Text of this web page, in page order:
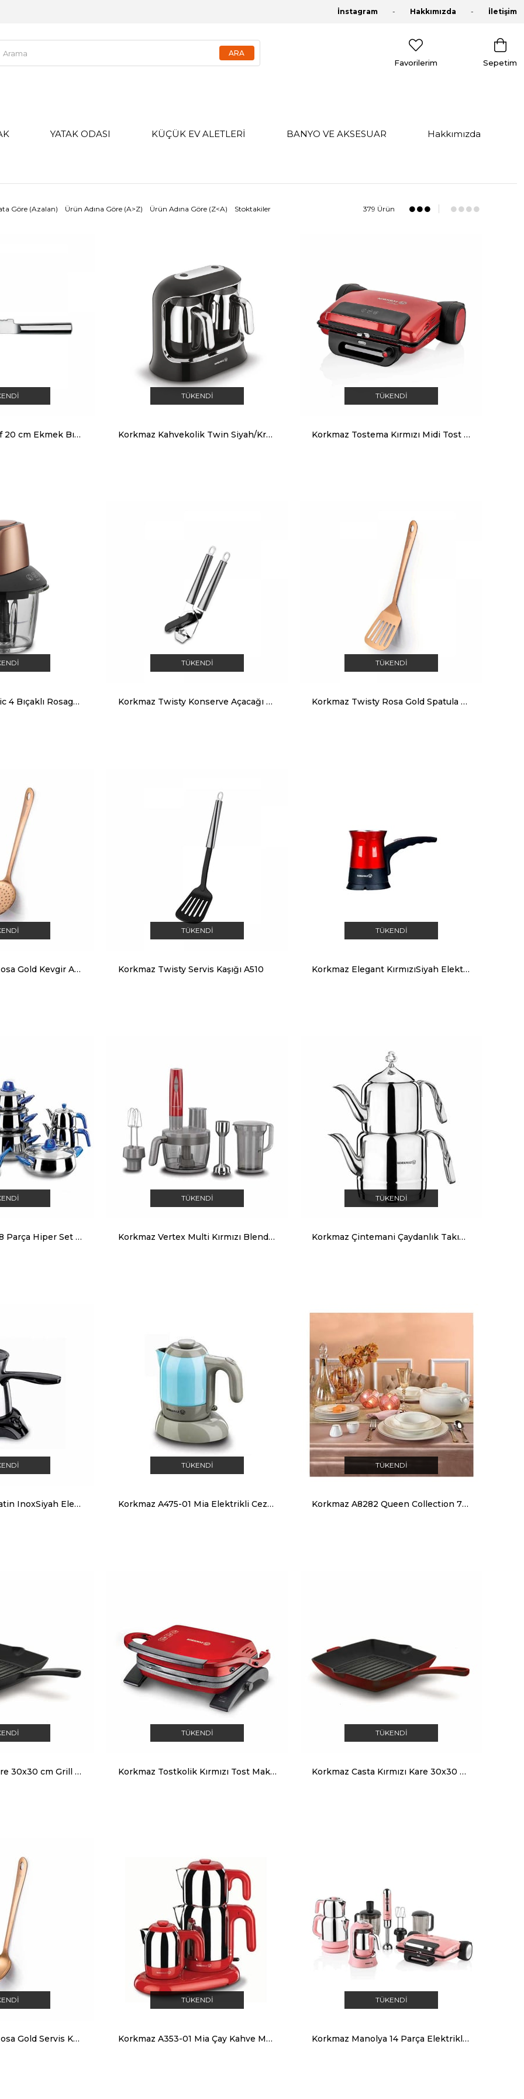
İnstagram Hakkımızda İletişim
Sepetim
Favorilerim
YATAK ODASI KÜÇÜK EV ALETLERİ BANYO VE AKSESUAR Hakkımızda
Göre (Azalan) Ürün Adına Göre (A>Z) Ürün Adına Göre (Z<A) Stoktakiler 379 Ürün
Korkmaz Pro-Chef 20 cm Ekmek Bıçak
TÜKENDI
Korkmaz Kahvekolik Twin Siyah/Krom Otomatik Kahve Makinesi
TÜKENDI
Korkmaz Tostema Kırmızı Midi Tost Makinesi
Korkmaz Pro Magic 4 Bıçaklı Rosagold/Siyah Cam Doğrayıcı
TÜKENDI
Korkmaz Twisty Konserve Açacağı A503
TÜKENDI
Korkmaz Twisty Rosa Gold Spatula A664
Korkmaz Twisty Rosa Gold Kevgir A661
TÜKENDI
Korkmaz Twisty Servis Kaşığı A510
TÜKENDI
Korkmaz Elegant KırmızıSiyah Elektrikli Cezve Makinesi A361-02
Korkmaz Marına 18 Parça Hiper Set Tencere Takımı A1737
TÜKENDI
Korkmaz Vertex Multi Kırmızı Blender Set A455-01
TÜKENDI
Korkmaz Çintemani Çaydanlık Takımı A211
Korkmaz Kafein Satin InoxSiyah Elektrikli Cezve Makinesi-A366
TÜKENDI
Korkmaz A475-01 Mia Elektrikli Cezve Kahve Makinesi Mavi
TÜKENDI
Korkmaz A8282 Queen Collection 70 Parça Yuvarlak Yemek Takimi
Korkmaz Casta Kare 30x30 cm Grill Döküm Tava
TÜKENDI
Korkmaz Tostkolik Kırmızı Tost Makinesi A329-16
TÜKENDI
Korkmaz Casta Kırmızı Kare 30x30 cm Grill Döküm Tava
Korkmaz Twisty Rosa Gold Servis Kaşığı A662
TÜKENDI
Korkmaz A353-01 Mia Çay Kahve Makinesi Kırmızı
TÜKENDI
Korkmaz Manolya 14 Parça Elektrikli Çeyiz Seti A1813